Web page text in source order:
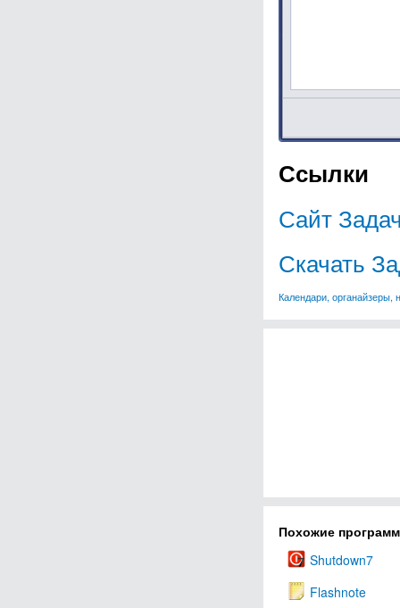
Ссылки
Сайт
Скачать
Календари, органайзеры,
Похожие
Shutdown7
Flashnote